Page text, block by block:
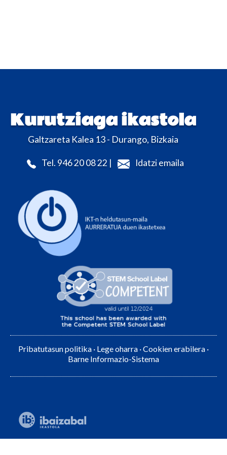
Kurutziaga ikastola
Galtzareta Kalea 13 - Durango, Bizkaia
Tel. 946 20 08 22 | Idatzi emaila
Pribatutasun politika · Lege oharra ·Cookien erabilera ·
Barne Informazio-Sistema